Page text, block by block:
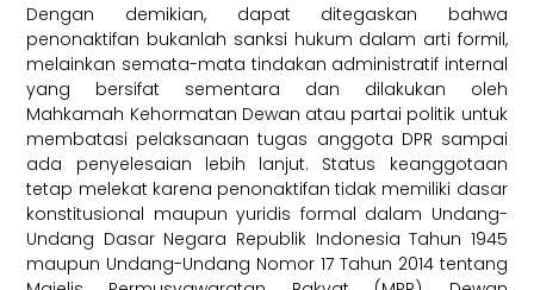
Dengan demikian, dapat ditegaskan bahwa
penonaktifan bukanlah sanksi hukum dalam arti formil,
melainkan semata-mata tindakan administratif internal
yang bersifat sementara dan dilakukan oleh
Mahkamah Kehormatan Dewan atau partai politik untuk
membatasi pelaksanaan tugas anggota DPR sampai
ada penyelesaian lebih lanjut. Status keanggotaan
tetap melekat karena penonaktifan tidak memiliki dasar
konstitusional maupun yuridis formal dalam Undang-
Undang Dasar Negara Republik Indonesia Tahun 1945
maupun Undang-Undang Nomor 17 Tahun 2014 tentang